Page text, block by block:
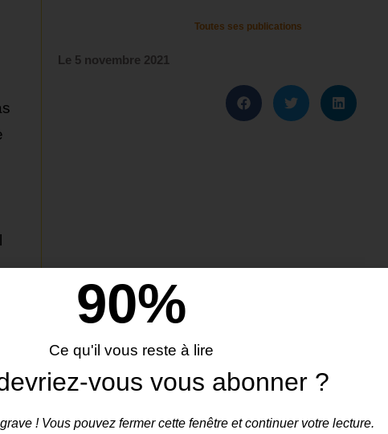
Toutes ses publications
Le 5 novembre 2021
Ce qu'il vous reste à lire
90%
vous vous abonner ?
! Vous pouvez fermer cette fenêtre et continuer votre lecture.